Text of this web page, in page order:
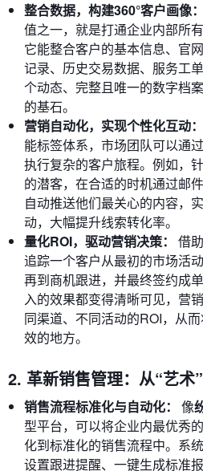
整合数据，构建360°客户画像：
值之一，就是打通企业内部所
它能整合客户的基本信息、官
记录、历史交易数据、服务工
个动态、完整且唯一的数字档
的基石。
营销自动化，实现个性化互动：
能标签体系，市场团队可以通
执行复杂的客户旅程。例如，
的潜客，在合适的时机通过邮
自动推送他们最关心的内容，
动，大幅提升线索转化率。
量化ROI，驱动营销决策：
借
追踪一个客户从最初的市场活
再到商机跟进，并最终签约成
入的效果都变得清晰可见，营
同渠道、不同活动的ROI，从
效的地方。
2. 革新销售管理：从“艺术
销售流程标准化与自动化： 像
型平台，可以将企业内最优秀
化到标准化的销售流程中。系
设置跟进提醒、一键生成标准